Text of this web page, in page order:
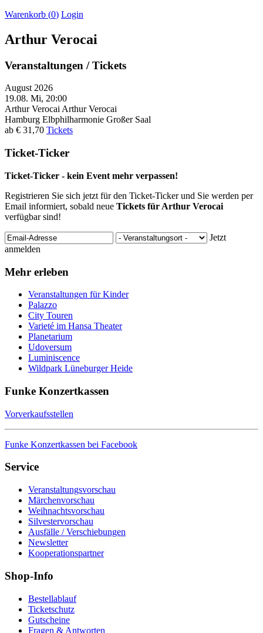
Warenkorb (0) Login
Arthur Verocai
Veranstaltungen / Tickets
August 2026
19.08. Mi, 20:00
Arthur VerocaiArthur Verocai
Hamburg Elbphilharmonie Großer Saal
ab € 31,70 Tickets
Ticket-Ticker
Ticket-Ticker - kein Event mehr verpassen!
Registrieren Sie sich jetzt für den Ticket-Ticker und Sie werden per
Email informiert, sobald neue Tickets für Arthur Verocai
verfügbar sind!
Jetzt
anmelden
Mehr erleben
Veranstaltungen für Kinder
Palazzo
City Touren
Varieté im Hansa Theater
Planetarium
Udoversum
Luminiscence
Wildpark Lüneburger Heide
Funke Konzertkassen
Vorverkaufsstellen
Funke Konzertkassen bei Facebook
Service
Veranstaltungsvorschau
Märchenvorschau
Weihnachtsvorschau
Silvestervorschau
Ausfälle / Verschiebungen
Newsletter
Kooperationspartner
Shop-Info
Bestellablauf
Ticketschutz
Gutscheine
Fragen & Antworten